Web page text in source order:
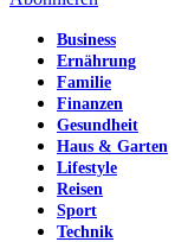
Business
Ernährung
Familie
Finanzen
Gesundheit
Haus & Garten
Lifestyle
Reisen
Sport
Technik